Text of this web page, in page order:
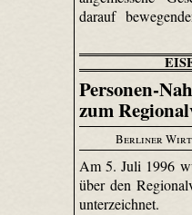
darauf
Personen-
zum
Berliner
Am 5. Juli 1996
über den
unterzeichnet.